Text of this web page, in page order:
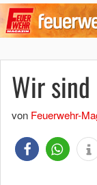
Wir
von Feuerwehr-